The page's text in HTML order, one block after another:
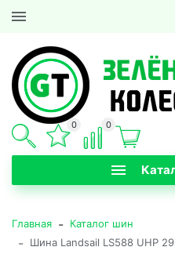
0 0
Главная - Каталог шин
- Шина Landsail LS588 UHP